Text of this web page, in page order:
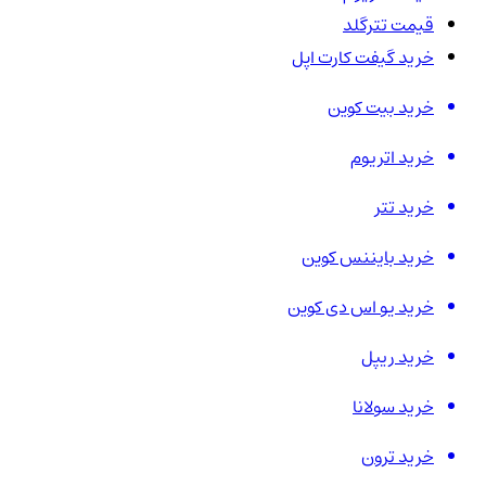
قیمت تترگلد
خرید گیفت کارت اپل
خرید بیت کوین
خرید اتریوم
خرید تتر
خرید بایننس کوین
خرید یو اس دی کوین
خرید ریپل
خرید سولانا
خرید ترون